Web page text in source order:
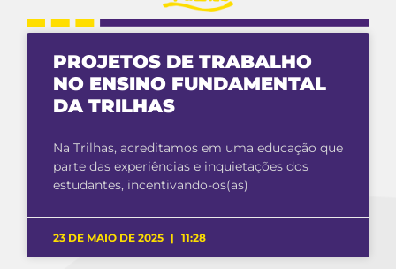
PROJETOS DE TRABALHO
NO ENSINO FUNDAMENTAL
DA TRILHAS
Na Trilhas, acreditamos em uma educação que
parte das experiências e inquietações dos
estudantes, incentivando-os(as)
23 DE MAIO DE 2025 11:28